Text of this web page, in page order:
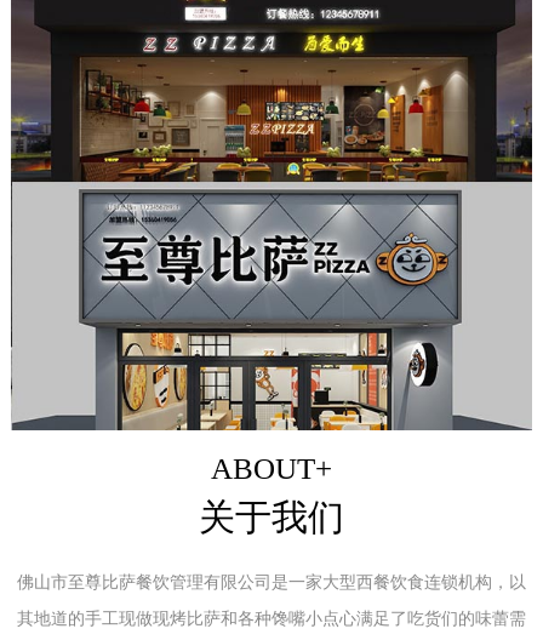
ABOUT+
关于我们
佛山市至尊比萨餐饮管理有限公司是一家大型西餐饮食连锁机构，以
其地道的手工现做现烤比萨和各种馋嘴小点心满足了吃货们的味蕾需